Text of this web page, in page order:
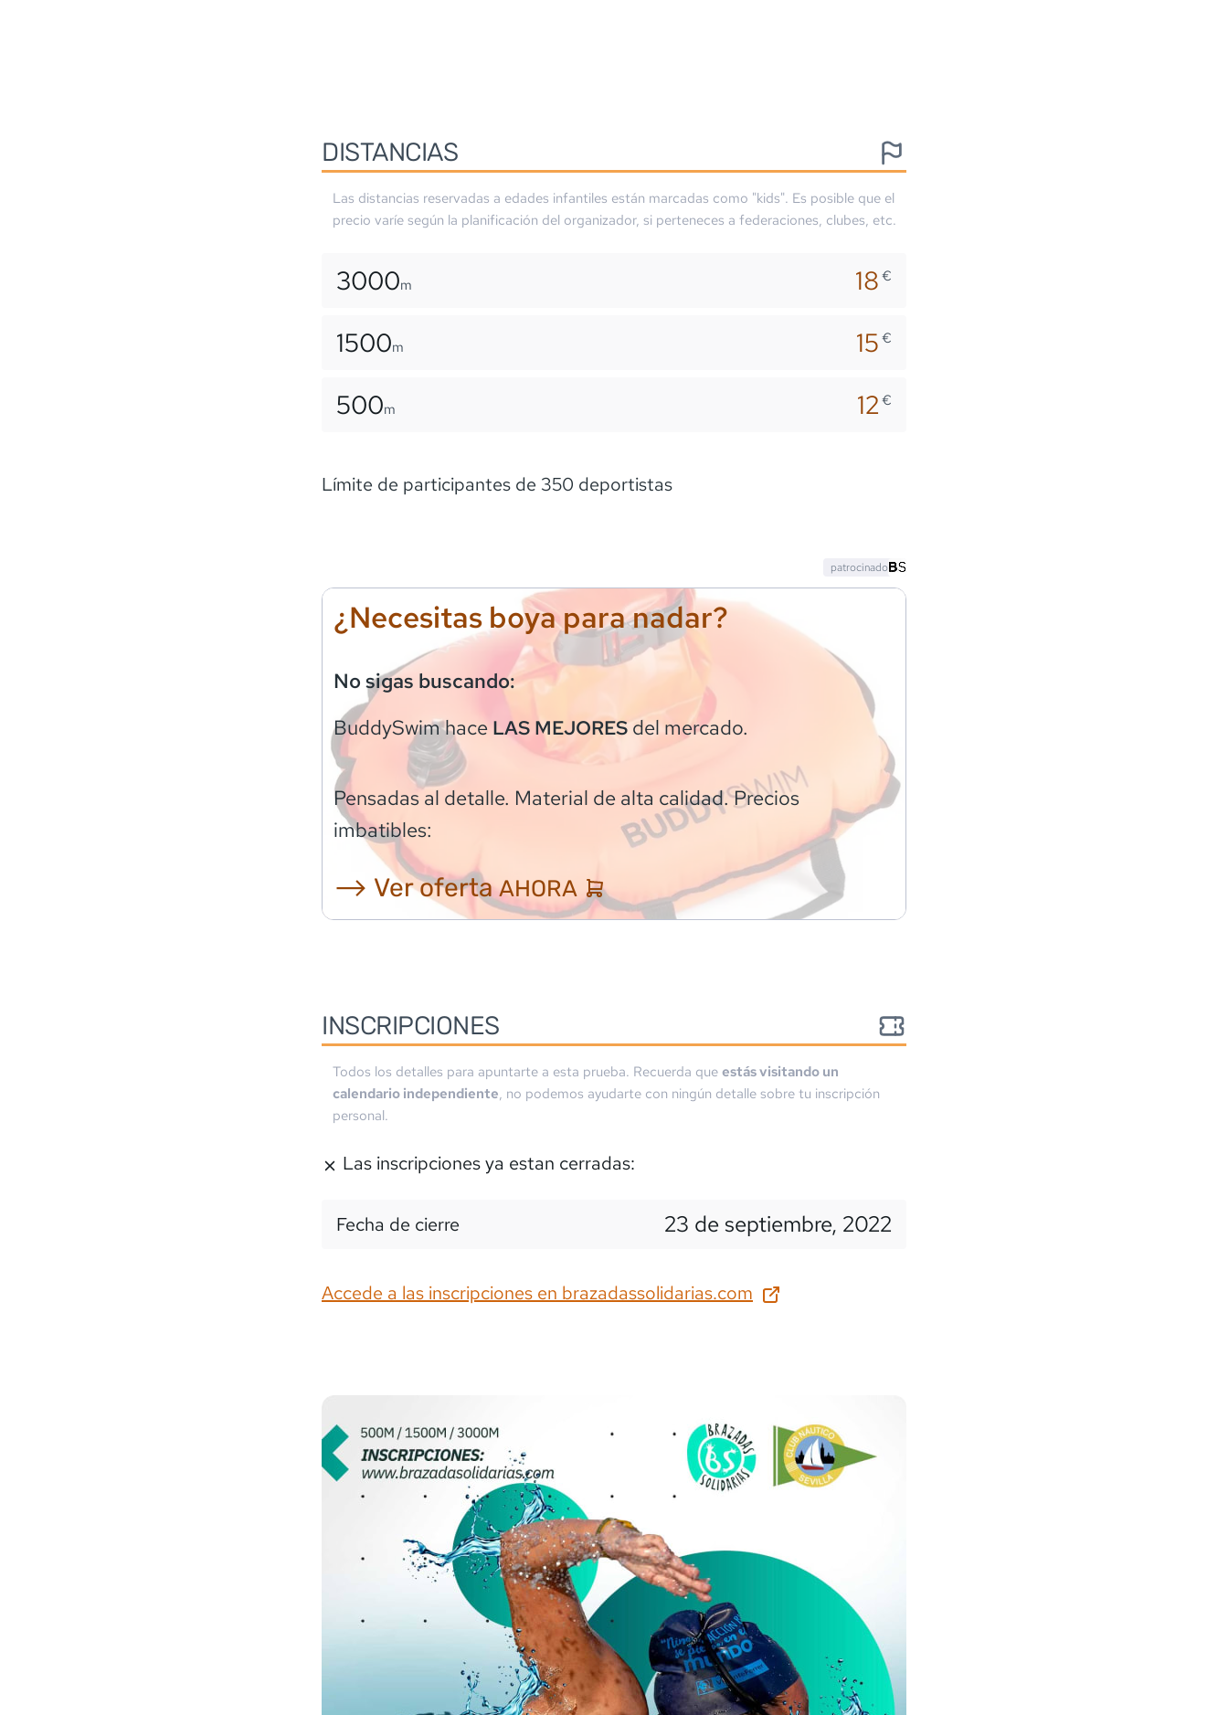
DISTANCIAS
Las distancias reservadas a edades infantiles están marcadas como "kids". Es posible que el
precio varíe según la planificación del organizador, si perteneces a federaciones, clubes, etc.
3000m 18€
1500m 15€
500m 12€
Límite de participantes de 350 deportistas
¿Necesitas boya para nadar?
No sigas buscando:
BuddySwimhaceLAS MEJORESdel mercado.
Pensadas al detalle. Material de alta calidad. Precios
imbatibles:
⟶ Ver ofertaAHORA
patrocinado
INSCRIPCIONES
Todos los detalles para apuntarte a esta prueba. Recuerda que estás visitando un
calendario independiente, no podemos ayudarte con ningún detalle sobre tu inscripción
personal.
Las inscripciones ya estan cerradas:
Fecha de cierre 23 de septiembre, 2022
Accede a las inscripciones en brazadassolidarias.com